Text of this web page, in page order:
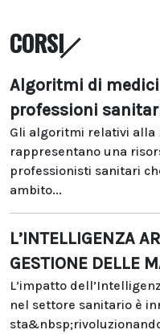
CORSI
Algoritmi di
professioni
Gli algoritmi relativi alla
rappresentano una
professionisti sanitari
ambito...
L’INTELLIGENZA
GESTIONE DELLE
L’impatto
nel settore sanitario è